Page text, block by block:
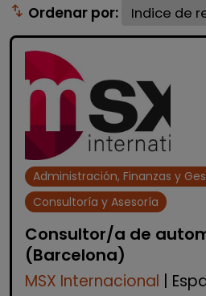
swap_vert Ordenar por:
Administración, Finanzas y
Consultoría y Asesoría
Consultor/a de
(Barcelona)
MSX Internacional |